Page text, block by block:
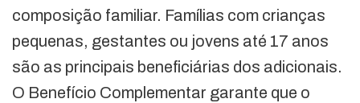
composição familiar. Famílias com crianças
pequenas, gestantes ou jovens até 17 anos
são as principais beneficiárias dos adicionais.
O Benefício Complementar garante que o